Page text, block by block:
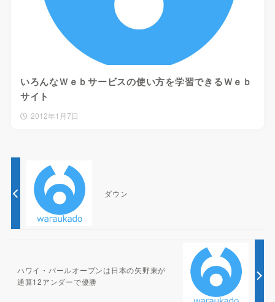
いろんなＷｅｂサービスの使い方を学習できるＷｅｂ
サイト
2012年1月7日
ダウン
ハワイ・パールオープンは日本の矢野東が
通算12アンダーで優勝